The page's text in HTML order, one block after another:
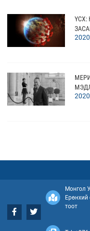
ҮСХ:
Монгол
тоот